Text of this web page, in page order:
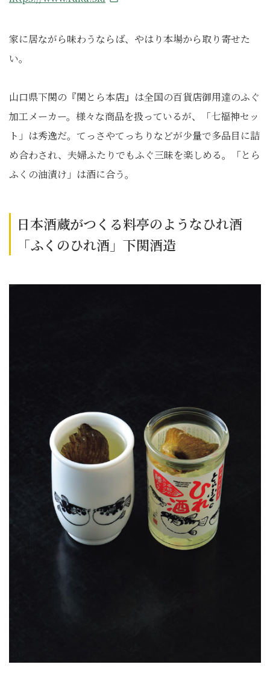
家に居ながら味わうならば、やはり本場から取り寄せた
い。
山口県下関の『関とら本店』は全国の百貨店御用達のふぐ
加工メーカー。様々な商品を扱っているが、「七福神セッ
ト」は秀逸だ。てっさやてっちりなどが少量で多品目に詰
め合わされ、夫婦ふたりでもふぐ三昧を楽しめる。「とら
ふくの油漬け」は酒に合う。
日本酒蔵がつくる料亭のようなひれ酒
「ふくのひれ酒」下関酒造